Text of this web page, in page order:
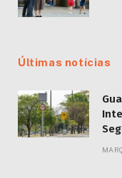
Últimas notícias